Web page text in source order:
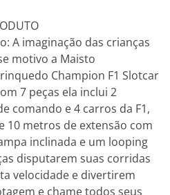
A imaginação das crianças
motivo a Maisto
Champion F1 Slotcar
7 peças ela inclui 2
comando e 4 carros da F1,
10 metros de extensão com
inclinada e um looping
disputarem suas corridas
velocidade e divertirem
e chame todos seus